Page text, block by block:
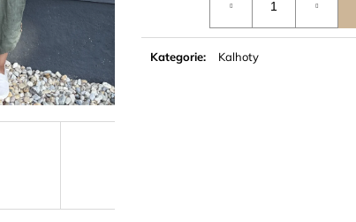
Kategorie: Kalhoty